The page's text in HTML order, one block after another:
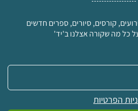
קורסים, סיורים, ספרים חדשים
כל מה שקורה אצלנו ב'יד'
הפרטיות